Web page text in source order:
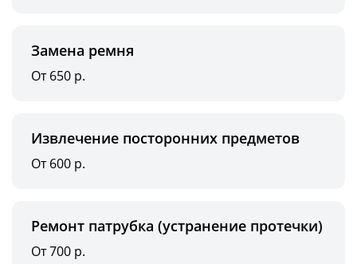
Замена ремня
От 650 р.
Извлечение посторонних предметов
От 600 р.
Ремонт патрубка (устранение протечки)
От 700 р.